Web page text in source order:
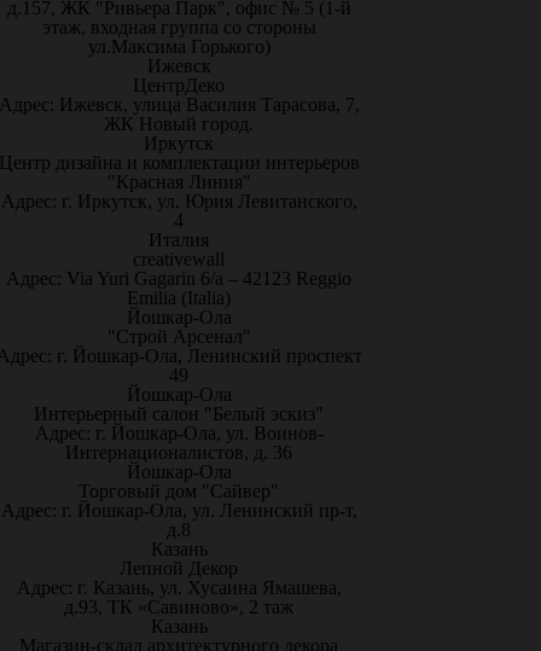
д.157, ЖК "Ривьера Парк", офис № 5 (1-й
этаж, входная группа со стороны
ул.Максима Горького)
Ижевск
ЦентрДеко
Ижевск, улица Василия Тарасова, 7,
ЖК Новый город.
Иркутск
дизайна и комплектации интерьеров
"Красная Линия"
Адрес: г. Иркутск, ул. Юрия Левитанского,
4
Италия
creativewall
Адрес: Via Yuri Gagarin 6/a – 42123 Reggio
Emilia (Italia)
Йошкар-Ола
"Строй Арсенал"
г. Йошкар-Ола, Ленинский проспект
49
Йошкар-Ола
Интерьерный салон "Белый эскиз"
Адрес: г. Йошкар-Ола, ул. Воинов-
Интернационалистов, д. 36
Йошкар-Ола
Торговый дом "Сайвер"
Адрес: г. Йошкар-Ола, ул. Ленинский пр-т,
д.8
Казань
Лепной Декор
Адрес: г. Казань, ул. Хусаина Ямашева,
д.93, ТК «Савиново», 2 таж
Казань
Магазин-склад архитектурного декора